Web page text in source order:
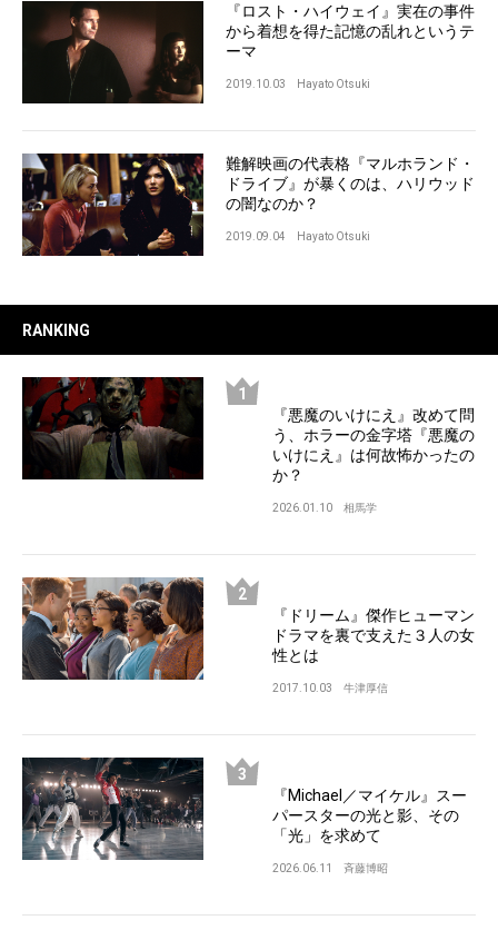
『ロスト・ハイウェイ』実在の事件
から着想を得た記憶の乱れというテ
ーマ
2019.10.03 Hayato Otsuki
難解映画の代表格『マルホランド・
ドライブ』が暴くのは、ハリウッド
の闇なのか？
2019.09.04 Hayato Otsuki
RANKING
『悪魔のいけにえ』改めて問
う、ホラーの金字塔『悪魔の
いけにえ』は何故怖かったの
か？
2026.01.10 相馬学
『ドリーム』傑作ヒューマン
ドラマを裏で支えた３人の女
性とは
2017.10.03 牛津厚信
『Michael／マイケル』スー
パースターの光と影、その
「光」を求めて
2026.06.11 斉藤博昭